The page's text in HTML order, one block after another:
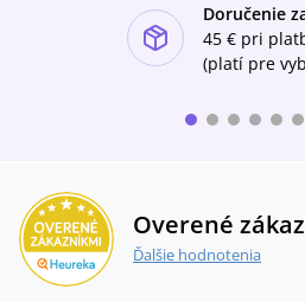
Doručenie
45 € pri
(platí pre
Overené
Ďalšie hodnotenia